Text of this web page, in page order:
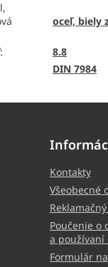
oceľ, biely
:
8.8
DIN 7984
Kontakty
Všeobecné
Poučenie o
a používaní
Formulár